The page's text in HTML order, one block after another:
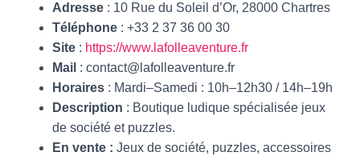
Adresse : 10 Rue du Soleil d’Or, 28000 Chartres
Téléphone : +33 2 37 36 00 30
Site : https://www.lafolleaventure.fr
Mail : contact@lafolleaventure.fr
Horaires : Mardi–Samedi : 10h–12h30 / 14h–19h
Description : Boutique ludique spécialisée jeux
de société et puzzles.
En vente : Jeux de société, puzzles, accessoires